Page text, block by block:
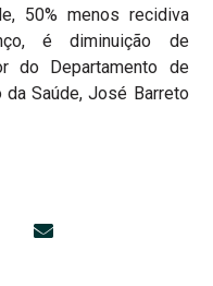
50% menos recidiva
é diminuição de
do Departamento de
Saúde, José Barreto